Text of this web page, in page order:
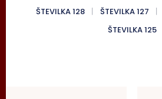
ŠTEVILKA 128
ŠTEVILKA 127
ŠTEVILKA 125